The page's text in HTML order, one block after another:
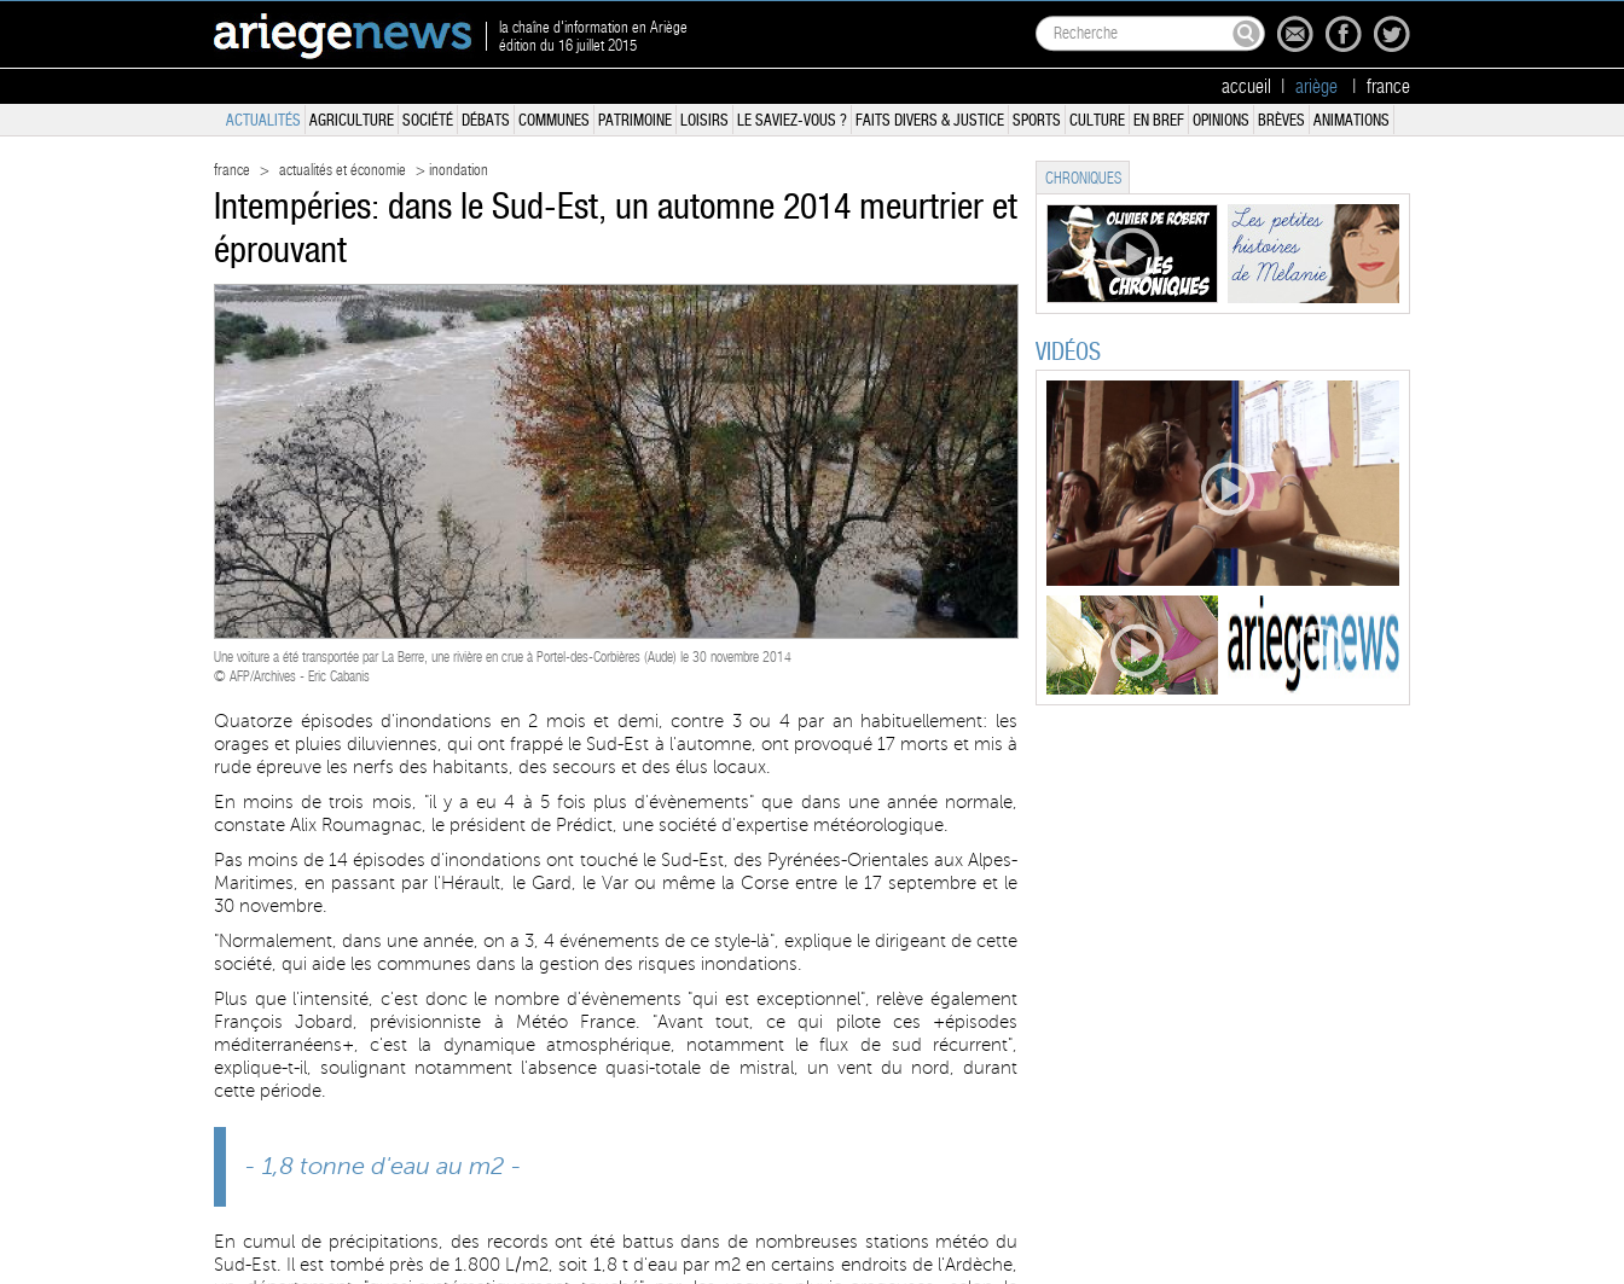
la chaîne d'information en Ariège
édition du 16 juillet 2015
accueil ariège france
ACTUALITÉS AGRICULTURE SOCIÉTÉ DÉBATS COMMUNES PATRIMOINE LOISIRS LE SAVIEZ-VOUS ? FAITS DIVERS & JUSTICE SPORTS CULTURE EN BREF OPINIONS BRÈVES ANIMATIONS
france > actualités et économie > inondation
Intempéries: dans le Sud-Est, un automne 2014 meurtrier et
éprouvant
Une voiture a été transportée par La Berre, une rivière en crue à Portel-des-Corbières (Aude) le 30 novembre 2014
© AFP/Archives - Eric Cabanis
Quatorze épisodes d'inondations en 2 mois et demi, contre 3 ou 4 par an habituellement: les
orages et pluies diluviennes, qui ont frappé le Sud-Est à l'automne, ont provoqué 17 morts et mis à
rude épreuve les nerfs des habitants, des secours et des élus locaux.
En moins de trois mois, "il y a eu 4 à 5 fois plus d'évènements" que dans une année normale,
constate Alix Roumagnac, le président de Prédict, une société d'expertise météorologique.
Pas moins de 14 épisodes d'inondations ont touché le Sud-Est, des Pyrénées-Orientales aux Alpes-
Maritimes, en passant par l'Hérault, le Gard, le Var ou même la Corse entre le 17 septembre et le
30 novembre.
"Normalement, dans une année, on a 3, 4 événements de ce style-là", explique le dirigeant de cette
société, qui aide les communes dans la gestion des risques inondations.
Plus que l'intensité, c'est donc le nombre d'évènements "qui est exceptionnel", relève également
François Jobard, prévisionniste à Météo France. "Avant tout, ce qui pilote ces +épisodes
méditerranéens+, c'est la dynamique atmosphérique, notamment le flux de sud récurrent",
explique-t-il, soulignant notamment l'absence quasi-totale de mistral, un vent du nord, durant
cette période.
- 1,8 tonne d'eau au m2 -
En cumul de précipitations, des records ont été battus dans de nombreuses stations météo du
Sud-Est. Il est tombé près de 1.800 L/m2, soit 1,8 t d'eau par m2 en certains endroits de l'Ardèche,
CHRONIQUES
VIDÉOS